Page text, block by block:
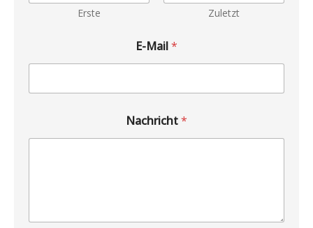
Erste Zuletzt
E-Mail*
Nachricht*